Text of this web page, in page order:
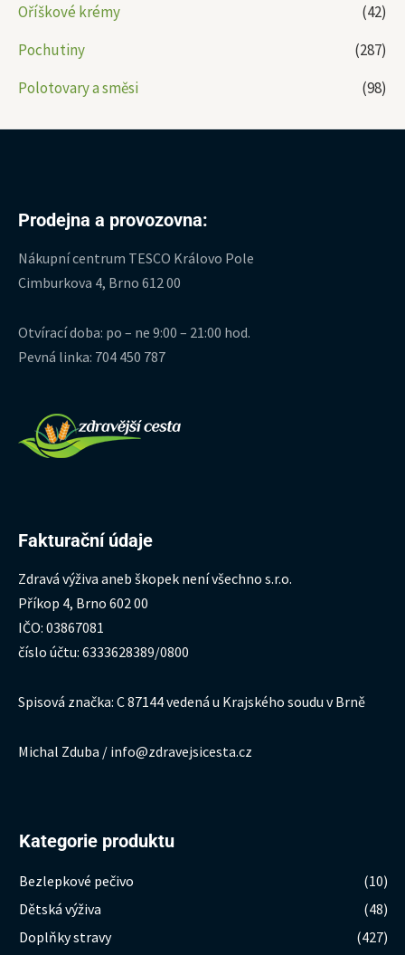
Oříškové krémy
(42)
Pochutiny
(287)
Polotovary a směsi
(98)
Prodejna a provozovna:
Nákupní centrum TESCO Královo Pole
Cimburkova 4, Brno 612 00
Otvírací doba: po – ne 9:00 – 21:00 hod.
Pevná linka: 704 450 787
Fakturační údaje
Zdravá výživa aneb škopek není všechno s.r.o.
Příkop 4, Brno 602 00
IČO: 03867081
číslo účtu: 6333628389/0800
Spisová značka: C 87144 vedená u Krajského soudu v Brně
Michal Zduba / info@zdravejsicesta.cz
Kategorie produktu
Bezlepkové pečivo
(10)
Dětská výživa
(48)
Doplňky stravy
(427)